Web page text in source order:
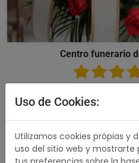
Centro funerario
Uso de Cookies:
Utilizamos cookies própias y
uso del sitio web y